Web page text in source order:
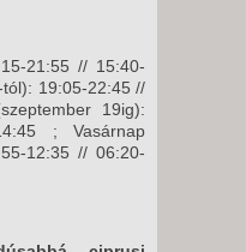
21:55 // 15:40-
19:05-22:45 //
19ig):
; Vasárnap
12:35 // 06:20-